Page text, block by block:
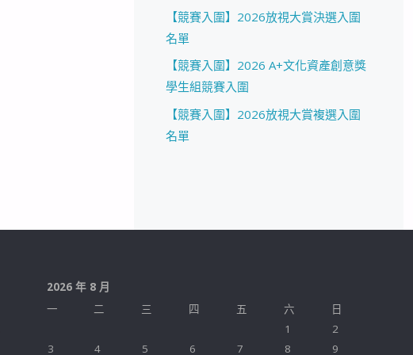
【競賽入圍】2026放視大賞決選入圍
名單
【競賽入圍】2026 A+文化資產創意獎
學生組競賽入圍
【競賽入圍】2026放視大賞複選入圍
名單
2026 年 8 月
一
二 三 四 五 六
日
1
2
3
4 5 6 7 8 9